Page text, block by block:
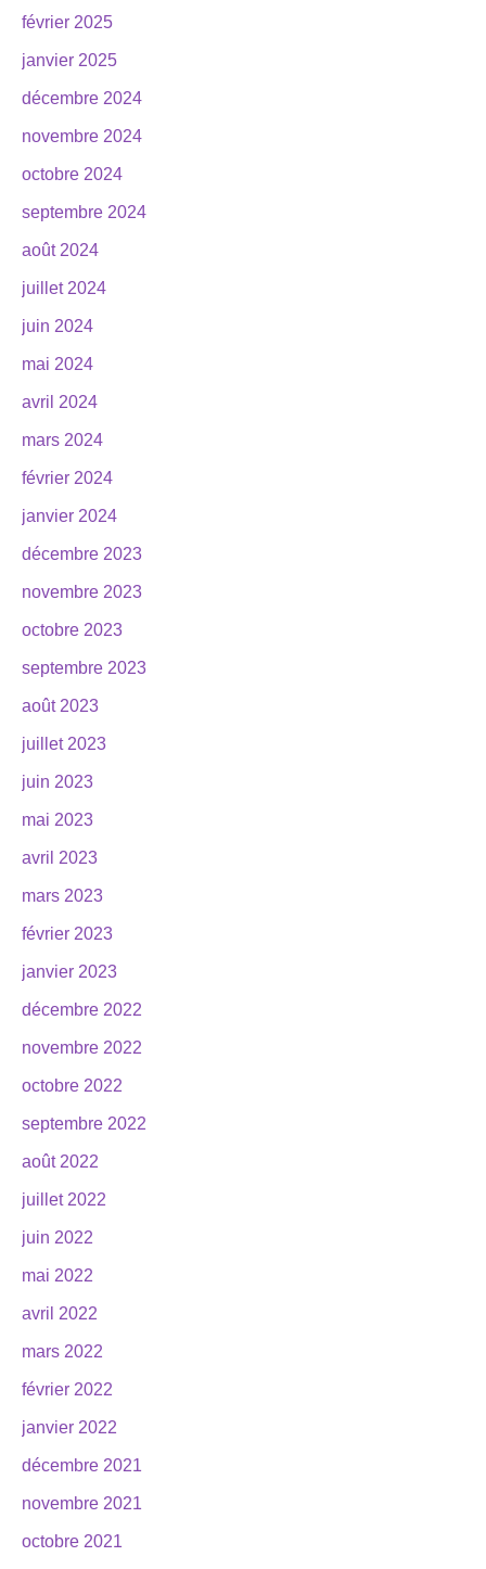
février 2025
janvier 2025
décembre 2024
novembre 2024
octobre 2024
septembre 2024
août 2024
juillet 2024
juin 2024
mai 2024
avril 2024
mars 2024
février 2024
janvier 2024
décembre 2023
novembre 2023
octobre 2023
septembre 2023
août 2023
juillet 2023
juin 2023
mai 2023
avril 2023
mars 2023
février 2023
janvier 2023
décembre 2022
novembre 2022
octobre 2022
septembre 2022
août 2022
juillet 2022
juin 2022
mai 2022
avril 2022
mars 2022
février 2022
janvier 2022
décembre 2021
novembre 2021
octobre 2021